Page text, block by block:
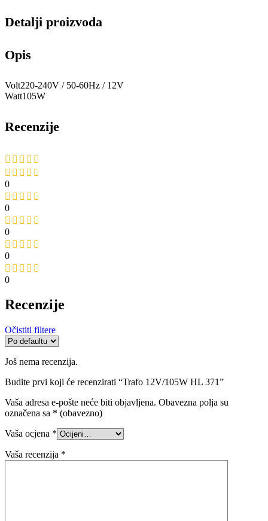
Detalji proizvoda
Opis
Volt220-240V / 50-60Hz / 12V
Watt105W
Recenzije
0
0
0
0
0
Recenzije
Očistiti filtere
Još nema recenzija.
Budite prvi koji će recenzirati “Trafo 12V/105W HL 371”
Vaša adresa e-pošte neće biti objavljena. Obavezna polja su
označena sa * (obavezno)
Vaša ocjena *
Vaša recenzija *